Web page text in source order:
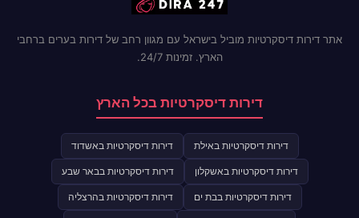
אתר דירות דיסקרטיות מוביל בישראל עם מגוון רחב של דירות בערים ברחבי
הארץ. זמינות 24/7.
דירות דיסקרטיות בכל הארץ
דירות דיסקרטיות באילת דירות דיסקרטיות באשדוד
דירות דיסקרטיות באשקלון דירות דיסקרטיות בבאר שבע
דירות דיסקרטיות בבת ים דירות דיסקרטיות בהרצליה